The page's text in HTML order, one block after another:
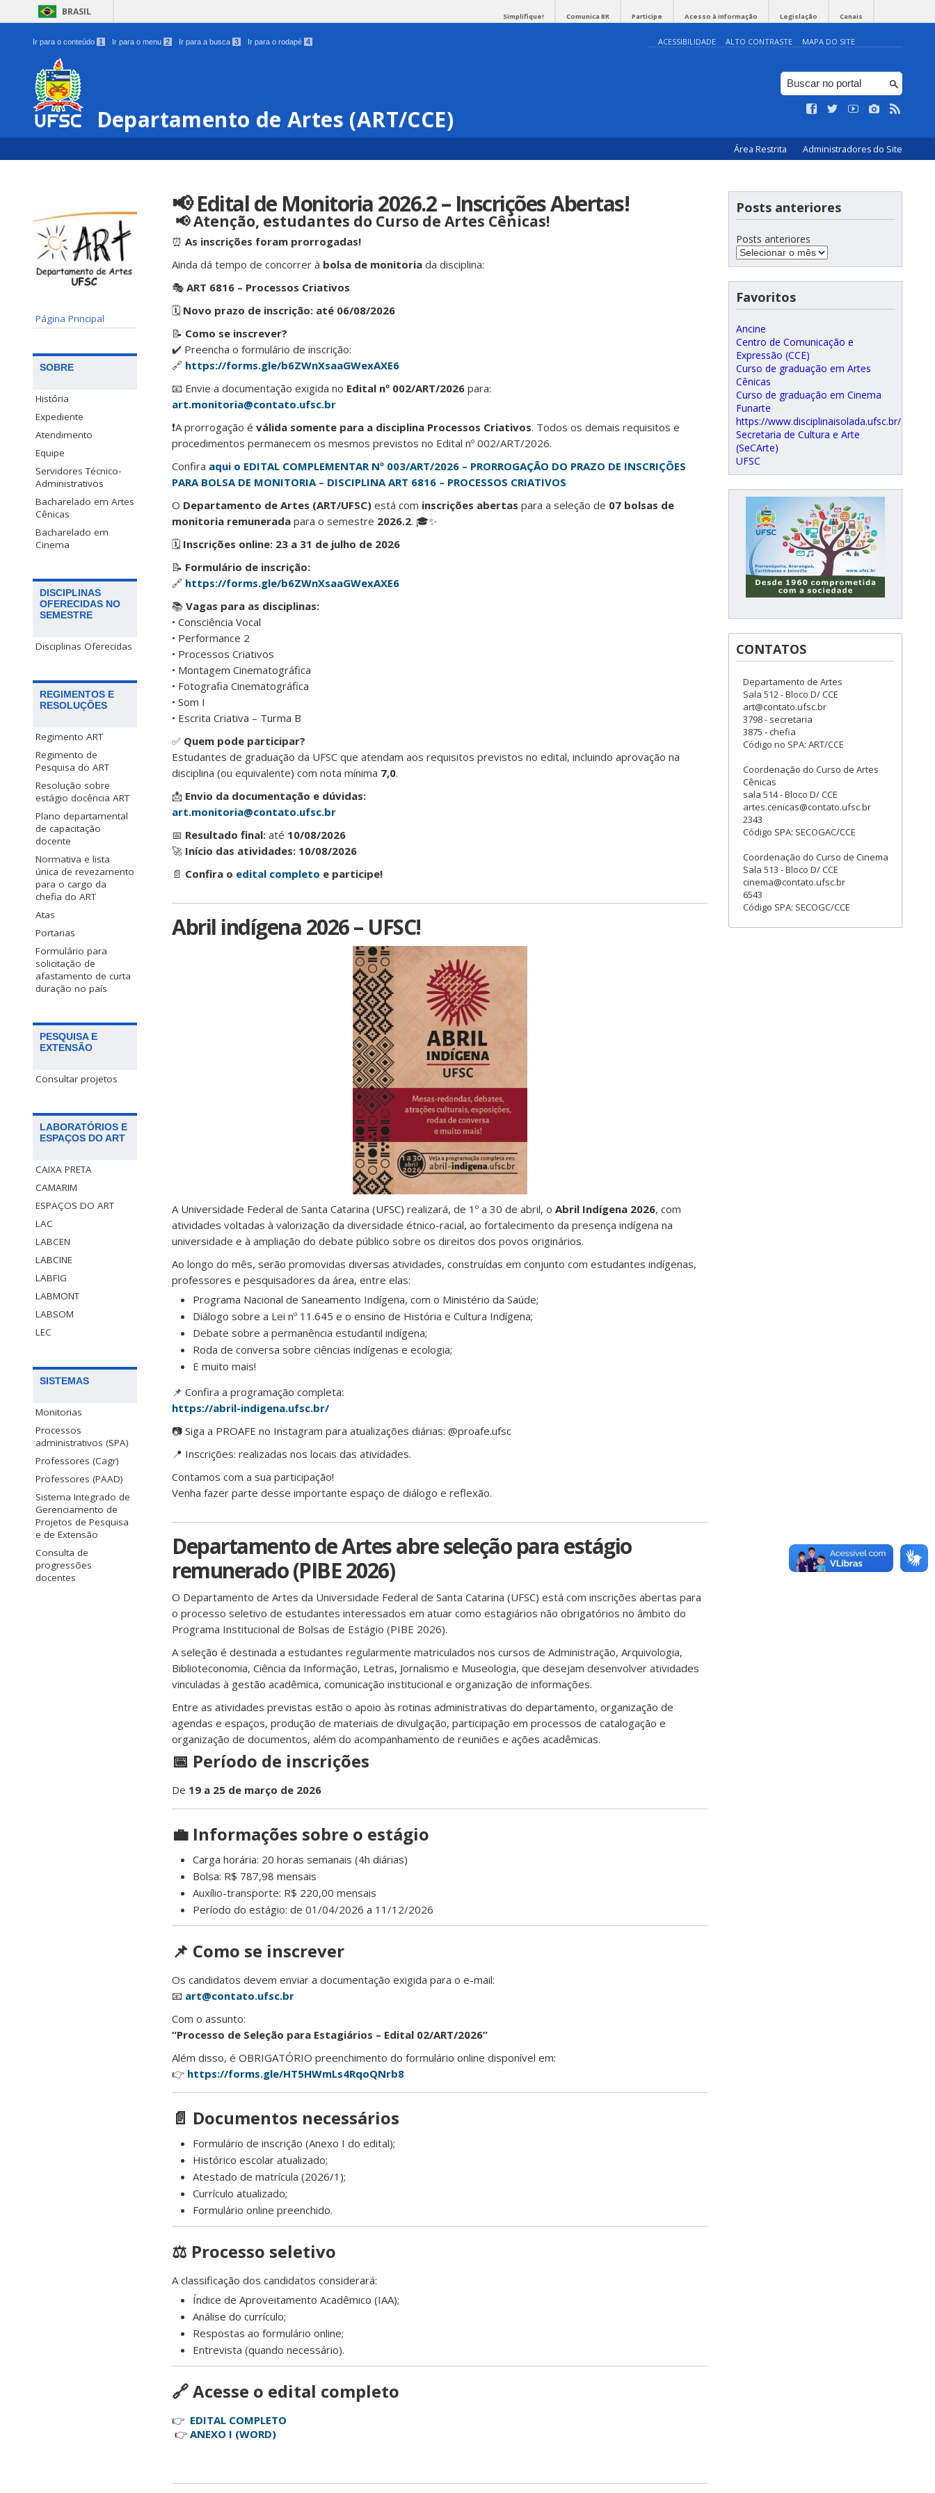
BRASIL Simplifique! Comunica BR Participe Acesso à informação Legislação Canais
Ir para o conteúdo 1 Ir para o menu 2 Ir para a busca 3 Ir para o rodapé 4 ACESSIBILIDADE ALTO CONTRASTE MAPA DO SITE
Departamento de Artes (ART/CCE)
Área Restrita Administradores do Site
Página Principal
SOBRE
História
Expediente
Atendimento
Equipe
Servidores Técnico-
Administrativos
Bacharelado em Artes
Cênicas
Bacharelado em
Cinema
DISCIPLINAS
OFERECIDAS NO
SEMESTRE
Disciplinas Oferecidas
REGIMENTOS E
RESOLUÇÕES
Regimento ART
Regimento de
Pesquisa do ART
Resolução sobre
estágio docência ART
Plano departamental
de capacitação
docente
Normativa e lista
única de revezamento
para o cargo da
chefia do ART
Atas
Portarias
Formulário para
solicitação de
afastamento de curta
duração no país
PESQUISA E
EXTENSÃO
Consultar projetos
LABORATÓRIOS E
ESPAÇOS DO ART
CAIXA PRETA
CAMARIM
ESPAÇOS DO ART
LAC
LABCEN
LABCINE
LABFIG
LABMONT
LABSOM
LEC
SISTEMAS
Monitorias
Processos
administrativos (SPA)
Professores (Cagr)
Professores (PAAD)
Sistema Integrado de
Gerenciamento de
Projetos de Pesquisa
e de Extensão
Consulta de
progressões
docentes
📢 Edital de Monitoria 2026.2 – Inscrições Abertas!
📢 Atenção, estudantes do Curso de Artes Cênicas!
⏰ As inscrições foram prorrogadas!
Ainda dá tempo de concorrer à bolsa de monitoria da disciplina:
🎭 ART 6816 – Processos Criativos
🗓️ Novo prazo de inscrição: até 06/08/2026
📝 Como se inscrever?
✔️ Preencha o formulário de inscrição:
🔗 https://forms.gle/b6ZWnXsaaGWexAXE6
📧 Envie a documentação exigida no Edital nº 002/ART/2026 para:
art.monitoria@contato.ufsc.br
❗A prorrogação é válida somente para a disciplina Processos Criativos. Todos os demais requisitos e
procedimentos permanecem os mesmos previstos no Edital nº 002/ART/2026.
Confira aqui o EDITAL COMPLEMENTAR Nº 003/ART/2026 – PRORROGAÇÃO DO PRAZO DE INSCRIÇÕES
PARA BOLSA DE MONITORIA – DISCIPLINA ART 6816 – PROCESSOS CRIATIVOS
O Departamento de Artes (ART/UFSC) está com inscrições abertas para a seleção de 07 bolsas de
monitoria remunerada para o semestre 2026.2. 🎓✨
🗓 Inscrições online: 23 a 31 de julho de 2026
📝 Formulário de inscrição:
🔗 https://forms.gle/b6ZWnXsaaGWexAXE6
📚 Vagas para as disciplinas:
• Consciência Vocal
• Performance 2
• Processos Criativos
• Montagem Cinematográfica
• Fotografia Cinematográfica
• Som I
• Escrita Criativa – Turma B
✅ Quem pode participar?
Estudantes de graduação da UFSC que atendam aos requisitos previstos no edital, incluindo aprovação na
disciplina (ou equivalente) com nota mínima 7,0.
📩 Envio da documentação e dúvidas:
art.monitoria@contato.ufsc.br
📅 Resultado final: até 10/08/2026
🚀 Início das atividades: 10/08/2026
📄 Confira o edital completo e participe!
Abril indígena 2026 – UFSC!
A Universidade Federal de Santa Catarina (UFSC) realizará, de 1º a 30 de abril, o Abril Indígena 2026, com
atividades voltadas à valorização da diversidade étnico-racial, ao fortalecimento da presença indígena na
universidade e à ampliação do debate público sobre os direitos dos povos originários.
Ao longo do mês, serão promovidas diversas atividades, construídas em conjunto com estudantes indígenas,
professores e pesquisadores da área, entre elas:
Programa Nacional de Saneamento Indígena, com o Ministério da Saúde;
Diálogo sobre a Lei nº 11.645 e o ensino de História e Cultura Indígena;
Debate sobre a permanência estudantil indígena;
Roda de conversa sobre ciências indígenas e ecologia;
E muito mais!
📌 Confira a programação completa:
https://abril-indigena.ufsc.br/
📷 Siga a PROAFE no Instagram para atualizações diárias: @proafe.ufsc
📍 Inscrições: realizadas nos locais das atividades.
Contamos com a sua participação!
Venha fazer parte desse importante espaço de diálogo e reflexão.
Departamento de Artes abre seleção para estágio
remunerado (PIBE 2026)
O Departamento de Artes da Universidade Federal de Santa Catarina (UFSC) está com inscrições abertas para
o processo seletivo de estudantes interessados em atuar como estagiários não obrigatórios no âmbito do
Programa Institucional de Bolsas de Estágio (PIBE 2026).
A seleção é destinada a estudantes regularmente matriculados nos cursos de Administração, Arquivologia,
Biblioteconomia, Ciência da Informação, Letras, Jornalismo e Museologia, que desejam desenvolver atividades
vinculadas à gestão acadêmica, comunicação institucional e organização de informações.
Entre as atividades previstas estão o apoio às rotinas administrativas do departamento, organização de
agendas e espaços, produção de materiais de divulgação, participação em processos de catalogação e
organização de documentos, além do acompanhamento de reuniões e ações acadêmicas.
📅 Período de inscrições
De 19 a 25 de março de 2026
💼 Informações sobre o estágio
Carga horária: 20 horas semanais (4h diárias)
Bolsa: R$ 787,98 mensais
Auxílio-transporte: R$ 220,00 mensais
Período do estágio: de 01/04/2026 a 11/12/2026
📌 Como se inscrever
Os candidatos devem enviar a documentação exigida para o e-mail:
📧 art@contato.ufsc.br
Com o assunto:
“Processo de Seleção para Estagiários – Edital 02/ART/2026”
Além disso, é OBRIGATÓRIO preenchimento do formulário online disponível em:
👉 https://forms.gle/HT5HWmLs4RqoQNrb8
📄 Documentos necessários
Formulário de inscrição (Anexo I do edital);
Histórico escolar atualizado;
Atestado de matrícula (2026/1);
Currículo atualizado;
Formulário online preenchido.
⚖️ Processo seletivo
A classificação dos candidatos considerará:
Índice de Aproveitamento Acadêmico (IAA);
Análise do currículo;
Respostas ao formulário online;
Entrevista (quando necessário).
🔗 Acesse o edital completo
👉 EDITAL COMPLETO
👉 ANEXO I (WORD)
Posts anteriores
Posts anteriores
Favoritos
Ancine
Centro de Comunicação e
Expressão (CCE)
Curso de graduação em Artes
Cênicas
Curso de graduação em Cinema
Funarte
https://www.disciplinaisolada.ufsc.br/
Secretaria de Cultura e Arte
(SeCArte)
UFSC
CONTATOS
Departamento de Artes
Sala 512 - Bloco D/ CCE
art@contato.ufsc.br
3798 - secretaria
3875 - chefia
Código no SPA: ART/CCE
Coordenação do Curso de Artes
Cênicas
sala 514 - Bloco D/ CCE
artes.cenicas@contato.ufsc.br
2343
Código SPA: SECOGAC/CCE
Coordenação do Curso de Cinema
Sala 513 - Bloco D/ CCE
cinema@contato.ufsc.br
6543
Código SPA: SECOGC/CCE